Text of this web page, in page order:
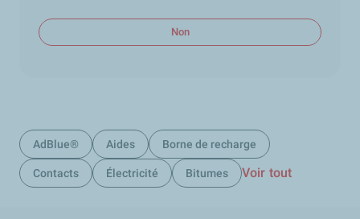
Non
AdBlue® Aides Borne de recharge
Contacts Électricité Bitumes Voir tout